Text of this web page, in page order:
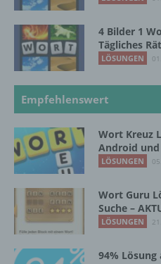
4 Bilder 1
Tägliches
LÖSUNGEN
Empfehlenswert
Wort Kreuz
Android und
LÖSUNGEN
Wort Guru
Suche –
LÖSUNGEN
94% Lösung
Unionsrecht oder
h) Auftragsverarbeiter
Auftragsverarbeiter
juristische Person,
oder andere Stelle,
Daten im Auftrag
verarbeitet.
i) Empfänger
Empfänger ist eine
Person, Behörde,